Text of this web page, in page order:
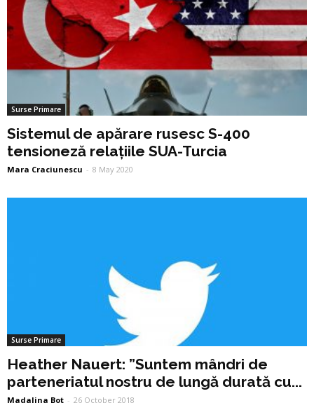
Surse Primare
Sistemul de apărare rusesc S-400
tensioneză relațiile SUA-Turcia
Mara Craciunescu - 8 May 2020
Surse Primare
Heather Nauert: ”Suntem mândri de
parteneriatul nostru de lungă durată cu...
Madalina Bot - 26 October 2018